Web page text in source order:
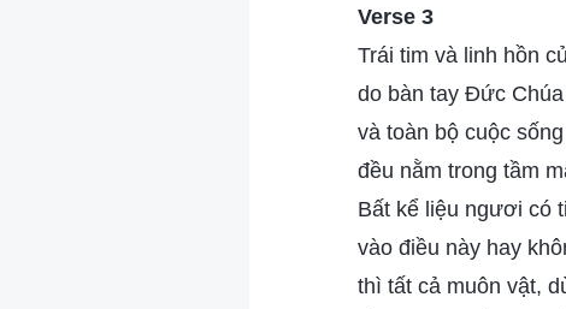
Verse 3
Trái tim và linh hồn
do bàn tay Đức
và toàn bộ cuộc
đều nằm trong tầm
Bất kể liệu ngươi có
vào điều này hay
thì tất cả muôn vật,